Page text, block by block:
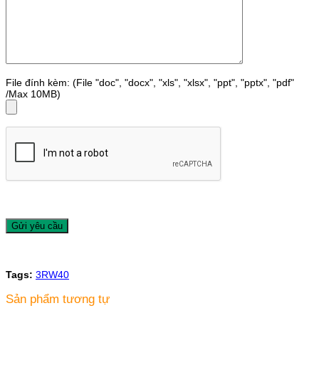
File đính kèm: (File "doc", "docx", "xls", "xlsx", "ppt", "pptx", "pdf"
/Max 10MB)
Tags: 3RW40
Sản phẩm tương tự